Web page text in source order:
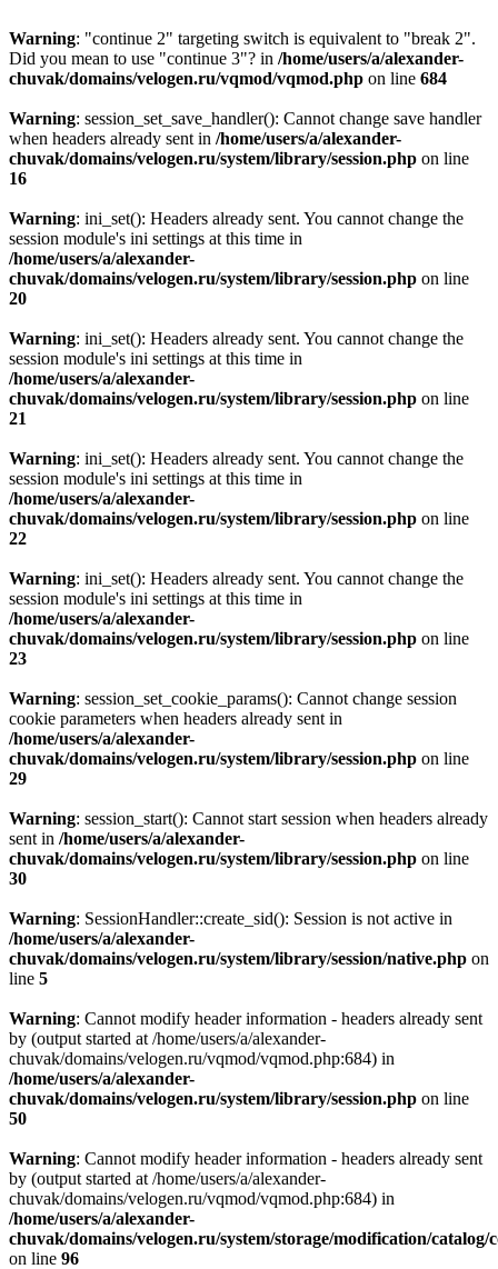
Warning: "continue 2" targeting switch is equivalent to "break 2".
Did you mean to use "continue 3"? in /home/users/a/alexander-
chuvak/domains/velogen.ru/vqmod/vqmod.php on line 684
Warning: session_set_save_handler(): Cannot change save handler
when headers already sent in /home/users/a/alexander-
chuvak/domains/velogen.ru/system/library/session.php on line
16
Warning: ini_set(): Headers already sent. You cannot change the
session module's ini settings at this time in
/home/users/a/alexander-
chuvak/domains/velogen.ru/system/library/session.php on line
20
Warning: ini_set(): Headers already sent. You cannot change the
session module's ini settings at this time in
/home/users/a/alexander-
chuvak/domains/velogen.ru/system/library/session.php on line
21
Warning: ini_set(): Headers already sent. You cannot change the
session module's ini settings at this time in
/home/users/a/alexander-
chuvak/domains/velogen.ru/system/library/session.php on line
22
Warning: ini_set(): Headers already sent. You cannot change the
session module's ini settings at this time in
/home/users/a/alexander-
chuvak/domains/velogen.ru/system/library/session.php on line
23
Warning: session_set_cookie_params(): Cannot change session
cookie parameters when headers already sent in
/home/users/a/alexander-
chuvak/domains/velogen.ru/system/library/session.php on line
29
Warning: session_start(): Cannot start session when headers already
sent in /home/users/a/alexander-
chuvak/domains/velogen.ru/system/library/session.php on line
30
Warning: SessionHandler::create_sid(): Session is not active in
/home/users/a/alexander-
chuvak/domains/velogen.ru/system/library/session/native.php on
line 5
Warning: Cannot modify header information - headers already sent
by (output started at /home/users/a/alexander-
chuvak/domains/velogen.ru/vqmod/vqmod.php:684) in
/home/users/a/alexander-
chuvak/domains/velogen.ru/system/library/session.php on line
50
Warning: Cannot modify header information - headers already sent
by (output started at /home/users/a/alexander-
chuvak/domains/velogen.ru/vqmod/vqmod.php:684) in
/home/users/a/alexander-
chuvak/domains/velogen.ru/system/storage/modification/
on line 96